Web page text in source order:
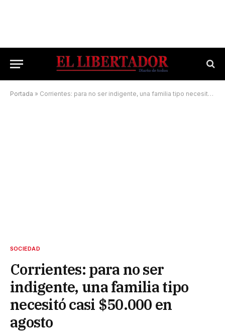
Portada » Corrientes: para no ser indigente, una familia tipo necesitó casi $50.000 en agosto
SOCIEDAD
Corrientes: para no ser
indigente, una familia tipo
necesitó casi $50.000 en
agosto